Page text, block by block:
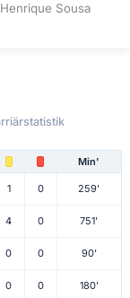
Sousa
Min'
1 0 259'
4 0 751'
0 0 90'
0 0 180'